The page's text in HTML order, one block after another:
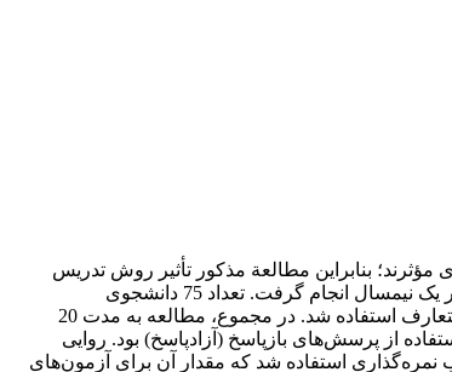
بنابراین مطالعة مذکور تأثیر روش ‌تدریس
سازاگرا بر یادگیری دانشجویان کشاورزی پردیس کشاورزی و منابع طبیعی دانشگاه تهران را بررسی کرده است. مطالعه در درس هوا و اقلیم‌شناسی در یک نیمسال انجام گرفت. تعداد 75 دانشجوی
ثبت‌نام‌کرده در درس مذکور به گروه‌های کنترل و آزمایش منتسب شدند. در گروه آزمایش از روش تدریس سازاگرا و در گروه کنترل از روش تدریس متعارف استفاده شد. در مجموع، مطالعه به مدت 20
استفاده از پرسش‌های بازپاسخ (آزادپاسخ) بود. روایی
استفاده شد که مقدار آن برای آزمون‌های